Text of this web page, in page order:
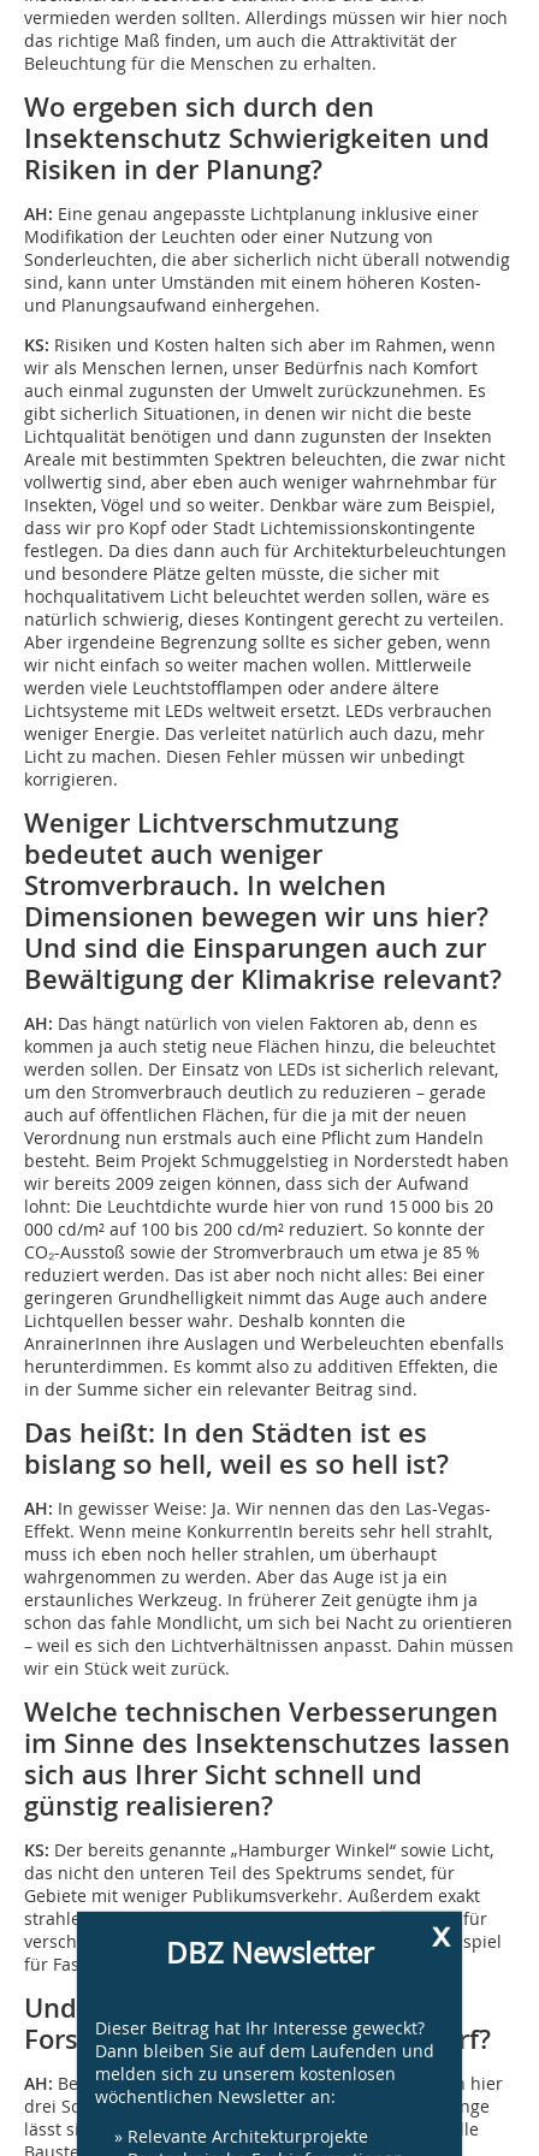
vermieden werden sollten. Allerdings müssen wir hier noch
das richtige Maß finden, um auch die Attraktivität der
Beleuchtung für die Menschen zu erhalten.
Wo ergeben sich durch den
Insektenschutz Schwierigkeiten und
Risiken in der Planung?
AH: Eine genau angepasste Lichtplanung inklusive einer
Modifikation der Leuchten oder einer Nutzung von
Sonderleuchten, die aber sicherlich nicht überall notwendig
sind, kann unter Umständen mit einem höheren Kosten-
und Planungsaufwand einhergehen.
KS: Risiken und Kosten halten sich aber im Rahmen, wenn
wir als Menschen lernen, unser Bedürfnis nach Komfort
auch einmal zugunsten der Umwelt zurückzunehmen. Es
gibt sicherlich Situa­tionen, in denen wir nicht die beste
Lichtqualität benötigen und dann zugunsten der Insekten
Area­le mit bestimmten Spektren beleuchten, die zwar nicht
vollwertig sind, aber eben auch weniger wahrnehmbar für
Insekten, Vögel und so weiter. Denkbar wäre zum Beispiel,
dass wir pro Kopf oder Stadt Lichtemissionskontingente
festlegen. Da dies dann auch für Architekturbeleuchtungen
und besondere Plätze gelten müsste, die sicher mit
hochqualitativem Licht beleuchtet werden sollen, wäre es
natürlich schwierig, dieses Kontingent gerecht zu verteilen.
Aber irgendeine Begrenzung sollte es sicher geben, wenn
wir nicht einfach so weiter machen wollen. Mittlerweile
werden viele Leuchtstofflampen oder andere ältere
Lichtsysteme mit LEDs weltweit ersetzt. LEDs verbrauchen
weniger Energie. Das verleitet natürlich auch dazu, mehr
Licht zu machen. Diesen Fehler müssen wir unbedingt
korrigieren.
Weniger Lichtverschmutzung
bedeutet auch weniger
Stromverbrauch. In welchen
Dimensionen bewegen wir uns hier?
Und sind die Einsparungen auch zur
Bewältigung der Klimakrise relevant?
AH: Das hängt natürlich von vielen Faktoren ab, denn es
kommen ja auch stetig neue Flächen hinzu, die beleuchtet
werden sollen. Der Einsatz von LEDs ist sicherlich relevant,
um den Stromverbrauch deutlich zu reduzieren – gerade
auch auf öffentlichen Flächen, für die ja mit der neuen
Verordnung nun erstmals auch eine Pflicht zum Handeln
besteht. Beim Projekt Schmuggelstieg in Norderstedt haben
wir bereits 2009 zeigen können, dass sich der Aufwand
lohnt: Die Leuchtdichte wurde hier von rund 15 000 bis 20
000 cd/m² auf 100 bis 200 cd/m² reduziert. So konnte der
CO₂-Ausstoß sowie der Stromverbrauch um etwa je 85 %
reduziert werden. Das ist aber noch nicht alles: Bei einer
geringeren Grundhelligkeit nimmt das Auge auch andere
Lichtquellen besser wahr. Deshalb konnten die
AnrainerInnen ihre Auslagen und Werbeleuchten ebenfalls
herunterdimmen. Es kommt also zu additiven Effekten, die
in der Summe sicher ein relevanter Beitrag sind.
Das heißt: In den Städten ist es
bislang so hell, weil es so hell ist?
AH: In gewisser Weise: Ja. Wir nennen das den Las-Vegas-
Effekt. Wenn meine KonkurrentIn bereits sehr hell strahlt,
muss ich eben noch heller strahlen, um überhaupt
wahrgenommen zu werden. Aber das Auge ist ja ein
erstaunliches Werkzeug. In früherer Zeit genügte ihm ja
schon das fahle Mondlicht, um sich bei Nacht zu orientieren
– weil es sich den Lichtverhältnissen anpasst. Dahin müssen
wir ein Stück weit zurück.
Welche technischen Verbesserungen
im Sinne des Insektenschutzes lassen
sich aus Ihrer Sicht schnell und
günstig realisieren?
KS: Der bereits genannte „Hamburger Winkel“ sowie Licht,
das nicht den unteren Teil des Spektrums sendet, für
Gebiete mit weniger Publikumsverkehr. Außerdem exakt
strahlende, im Strahlungskegel justierbare und damit für
verschiedene Gebäude anwendbare Systeme, zum Beispiel
für Fassadenbeleuchtungen.
Und bei welchen sehen sie noch
Forschungs- und Investitionsbedarf?
AH: Betrachtet man das System ‚Leuchte‘, so kann man hier
drei Schwerpunkte erkennen. Das Thema der Lichtmenge
lässt sich in der Planung gut eingrenzen, hier liegen alle
x
DBZ Newsletter
Dieser Beitrag hat Ihr Interesse geweckt?
Dann bleiben Sie auf dem Laufenden und
melden sich zu unserem kostenlosen
wöchentlichen Newsletter an:
» Relevante Architekturprojekte